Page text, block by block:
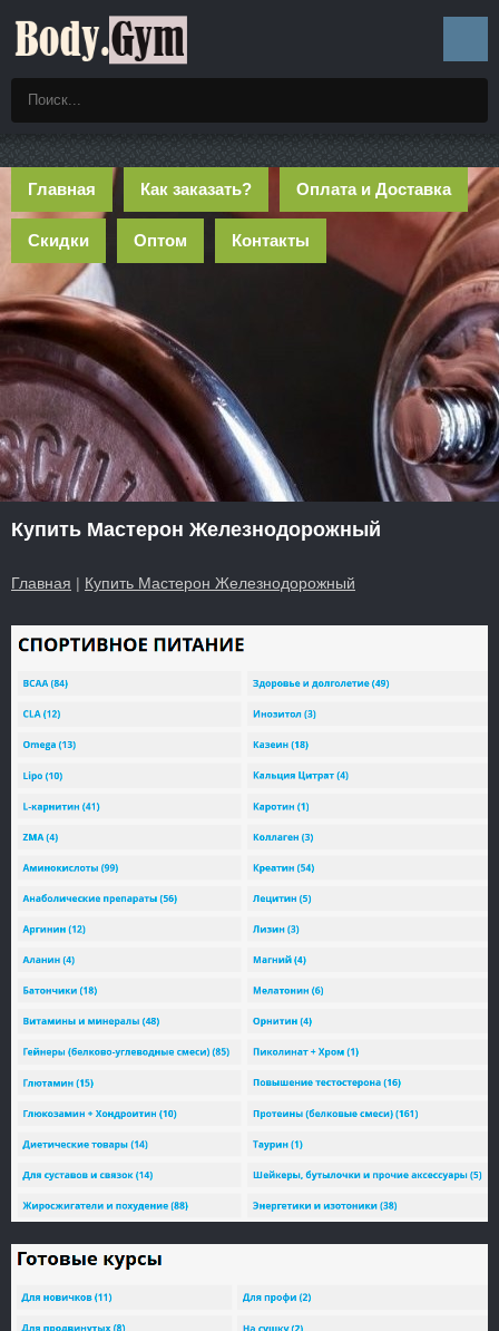
Главная Как заказать? Оплата и Доставка
Скидки Оптом Контакты
Купить Мастерон Железнодорожный
Главная | Купить Мастерон Железнодорожный